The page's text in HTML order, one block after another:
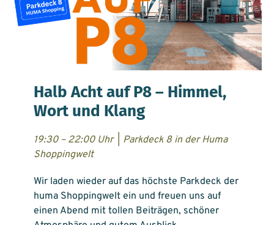
Halb Acht auf P8 – Himmel,
Wort und Klang
19:30 – 22:00 Uhr
Parkdeck 8 in der Huma
Shoppingwelt
Wir laden wieder auf das höchste Parkdeck der
huma Shoppingwelt ein und freuen uns auf
einen Abend mit tollen Beiträgen, schöner